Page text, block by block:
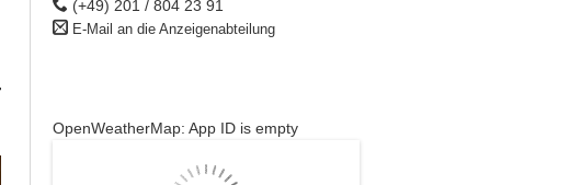
(+49) 201 / 804 23 91
E-Mail an die Anzeigenabteilung
OpenWeatherMap: App ID is empty